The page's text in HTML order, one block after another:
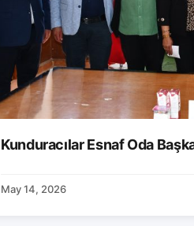
Kunduracılar Esnaf Oda
May 14, 2026